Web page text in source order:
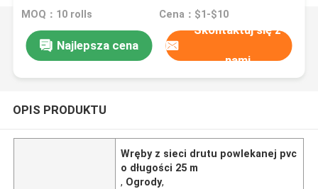
ogrodzeń
MOQ：10 rolls Cena：$1-$10
Najlepsza cena
Skontaktuj się z
nami
OPIS PRODUKTU
Wręby z sieci drutu powlekanej pvc
o długości 25 m
, Ogrody,